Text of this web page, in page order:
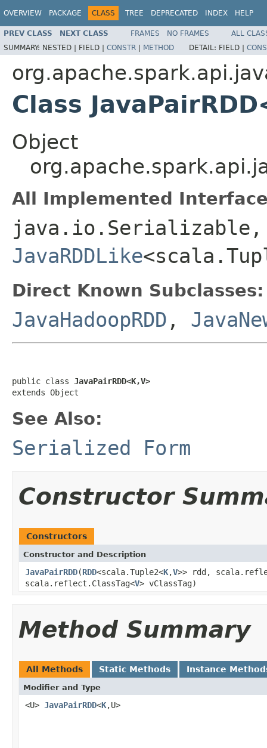
OVERVIEW PACKAGE CLASS TREE DEPRECATED INDEX HELP
PREV CLASS NEXT CLASS FRAMES NO FRAMES
ALL
SUMMARY: NESTED | FIELD | CONSTR | METHOD DETAIL: FIELD |
Class
Object
All Implemented
java.io.Serializable,
JavaRDDLike
Direct Known Subclasses:
JavaHadoopRDD ,
public class JavaPairRDD<K,V>
extends Object
See Also:
Serialized Form
Constructor
Constructors
Constructor and Description
JavaPairRDD(RDD<scala.Tuple2<K,V>> rdd,
scala.reflect.ClassTag<V> vClassTag)
Method Summary
All Methods Static Methods Instance
Modifier and Type
<U> JavaPairRDD<K,U>